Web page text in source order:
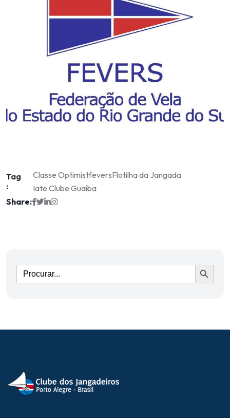
Tag
:
Classe OptimistfeversFlotilha da Jangada
Iate Clube Guaíba
Share:
Ir